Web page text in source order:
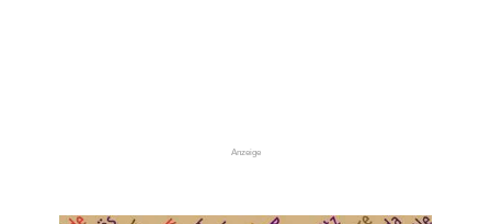
Anzeige